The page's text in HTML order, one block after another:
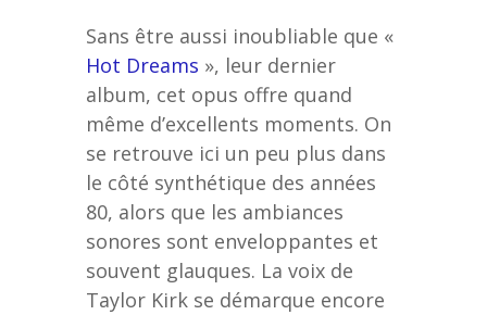
Sans être aussi inoubliable que «
Hot Dreams », leur dernier
album, cet opus offre quand
même d’excellents moments. On
se retrouve ici un peu plus dans
le côté synthétique des années
80, alors que les ambiances
sonores sont enveloppantes et
souvent glauques. La voix de
Taylor Kirk se démarque encore